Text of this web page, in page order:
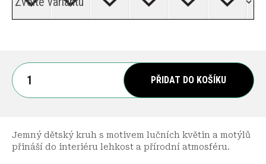
PŘIDAT DO KOŠÍKU
Jemný dětský kruh s motivem lučních květin a motýlů
přináší do interiéru lehkost a přírodní atmosféru.